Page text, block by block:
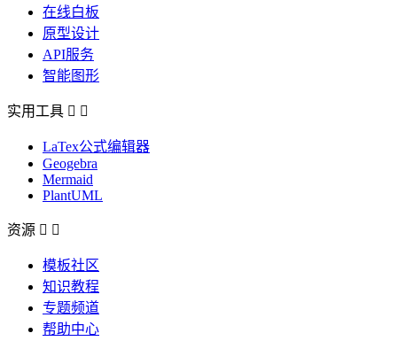
在线白板
原型设计
API服务
智能图形
实用工具  
LaTex公式编辑器
Geogebra
Mermaid
PlantUML
资源  
模板社区
知识教程
专题频道
帮助中心